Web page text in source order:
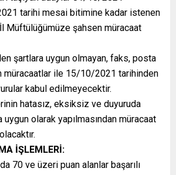
tarihi mesai bitimine kadar istenen
Müftülüğümüze şahsen müracaat
şartlara uygun olmayan, faks, posta
müracaatlar ile 15/10/2021 tarihinden
kabul edilmeyecektir.
hatasız, eksiksiz ve duyuruda
olarak yapılmasından müracaat
İŞLEMLERİ:
70 ve üzeri puan alanlar başarılı